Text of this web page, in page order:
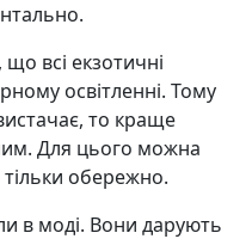
всі екзотичні
освітленні. Тому
то краще
Для цього можна
обережно.
в моді. Вони дарують